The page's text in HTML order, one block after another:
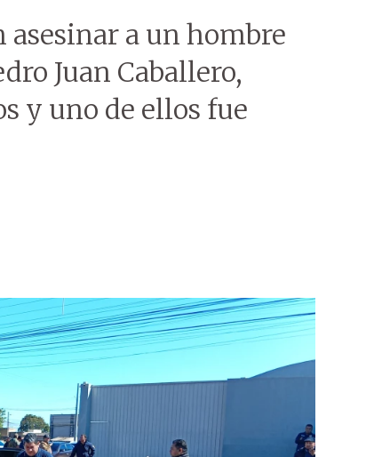
a un hombre
Juan Caballero,
y uno de ellos fue